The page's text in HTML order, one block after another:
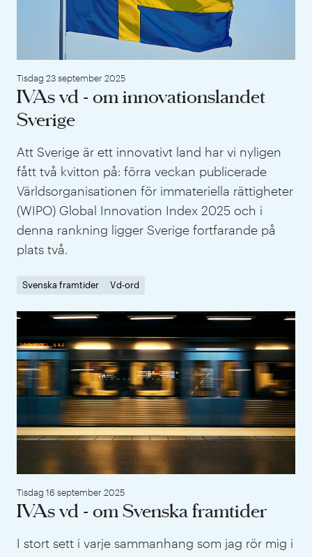
Tisdag 23 september 2025
IVAs vd - om innovationslandet
Sverige
Att Sverige är ett innovativt land har vi nyligen
fått två kvitton på: förra veckan publicerade
Världsorganisationen för immateriella rättigheter
(WIPO) Global Innovation Index 2025 och i
denna rankning ligger Sverige fortfarande på
plats två.
Svenska framtider Vd-ord
Tisdag 16 september 2025
IVAs vd - om Svenska framtider
I stort sett i varje sammanhang som jag rör mig i